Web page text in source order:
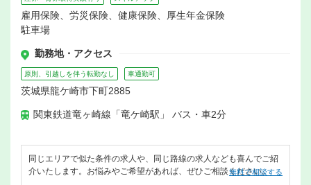
雇用保険、労災保険、健康保険、厚生年金保険
駐車場
勤務地・アクセス
原則、引越しを伴う転勤なし 車通勤可
茨城県龍ケ崎市下町2885
関東鉄道竜ヶ崎線「竜ケ崎駅」 バス・車2分
同じエリアで似た条件の求人や、同じ路線の求人なども喜んでご紹
介いたします。お悩みやご希望があれば、ぜひご相談ください。
無料で相談する